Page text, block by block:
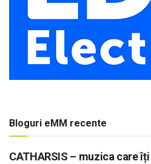
Bloguri eMM recente
CATHARSIS – muzica care